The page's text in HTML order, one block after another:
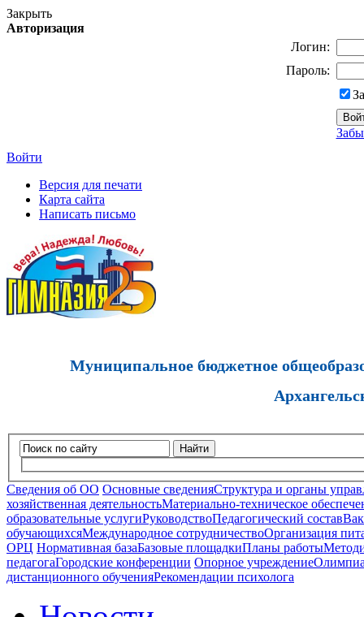
Закрыть
Авторизация
Логин:
Пароль:
Войти
Версия для печати
Карта сайта
Написать письмо
Муниципальное бюджетное
Найти
Сведения об ОО Основные сведенияСтруктура и органы
хозяйственная деятельностьМатериально-техническое
образовательные услугиРуководствоПедагогический состав
обучающихсяМеждународное сотрудничествоОрганизация
ОРЦ Нормативная базаБазовые площадкиПланы работы
педагогаГородские конференции Опорное учреждение
дистанционного обученияРекомендации психолога